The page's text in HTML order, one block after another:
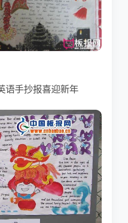
语手抄报喜迎新年